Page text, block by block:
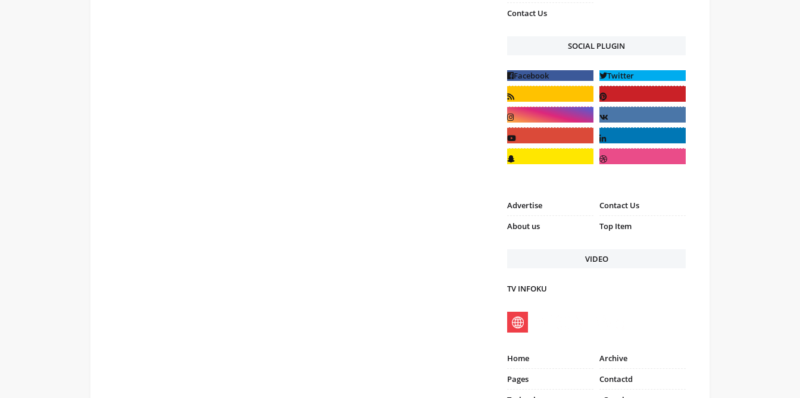
Contact Us
SOCIAL PLUGIN
Advertise
Contact Us
About us
Top Item
VIDEO
TV INFOKU
Home
Archive
Pages
Contactd